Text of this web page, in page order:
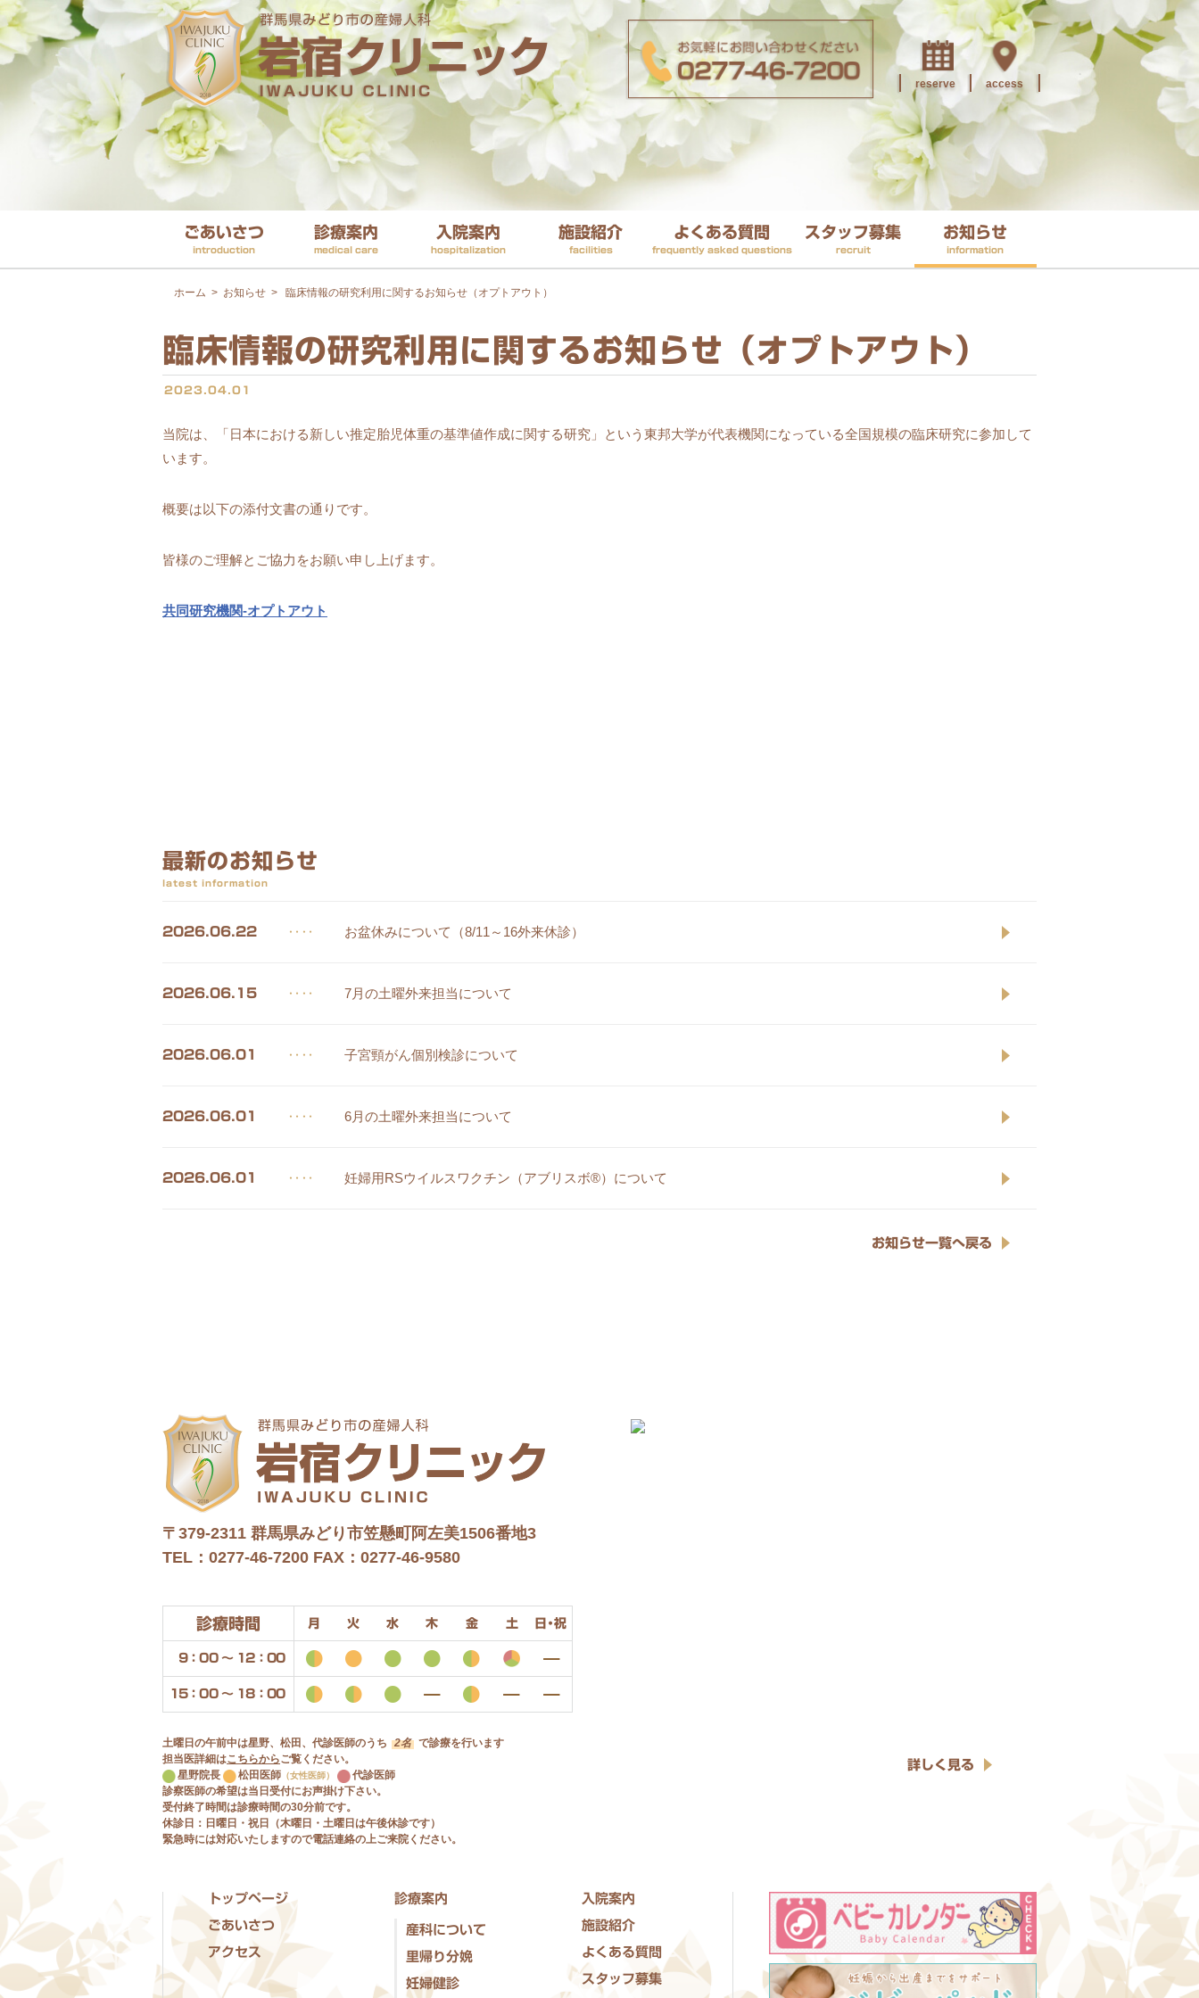
reserve access
ごあいさつ
introduction
診療案内
medical care
入院案内
hospitalization
施設紹介
facilities
よくある質問
frequently asked questions
スタッフ募集
recruit
お知らせ
information
ホーム > お知らせ > 臨床情報の研究利用に関するお知らせ（オプトアウト）
臨床情報の研究利用に関するお知らせ（オプトアウト）
2023.04.01
当院は、「日本における新しい推定胎児体重の基準値作成に関する研究」という東邦大学が代表機関になっている全国規模の臨床研究に参加して
います。
概要は以下の添付文書の通りです。
皆様のご理解とご協力をお願い申し上げます。
共同研究機関-オプトアウト
最新のお知らせ
latest information
2026.06.22 ‥‥ お盆休みについて（8/11～16外来休診）
2026.06.15 ‥‥ 7月の土曜外来担当について
2026.06.01 ‥‥ 子宮頸がん個別検診について
2026.06.01 ‥‥ 6月の土曜外来担当について
2026.06.01 ‥‥ 妊婦用RSウイルスワクチン（アブリスボ®）について
お知らせ一覧へ戻る
〒379-2311 群馬県みどり市笠懸町阿左美1506番地3
TEL：0277-46-7200 FAX：0277-46-9580
診療時間 月 火 水 木 金 土 日・祝
9：00 〜 12：00
15：00 〜 18：00
土曜日の午前中は星野、松田、代診医師のうち 2名 で診療を行います
担当医詳細はこちらからご覧ください。
星野院長
松田医師 （女性医師）
代診医師
診察医師の希望は当日受付にお声掛け下さい。
受付終了時間は診療時間の30分前です。
休診日：日曜日・祝日（木曜日・土曜日は午後休診です）
緊急時には対応いたしますので電話連絡の上ご来院ください。
詳しく見る
トップページ
ごあいさつ
アクセス
診療案内
産科について
里帰り分娩
妊婦健診
入院案内
施設紹介
よくある質問
スタッフ募集